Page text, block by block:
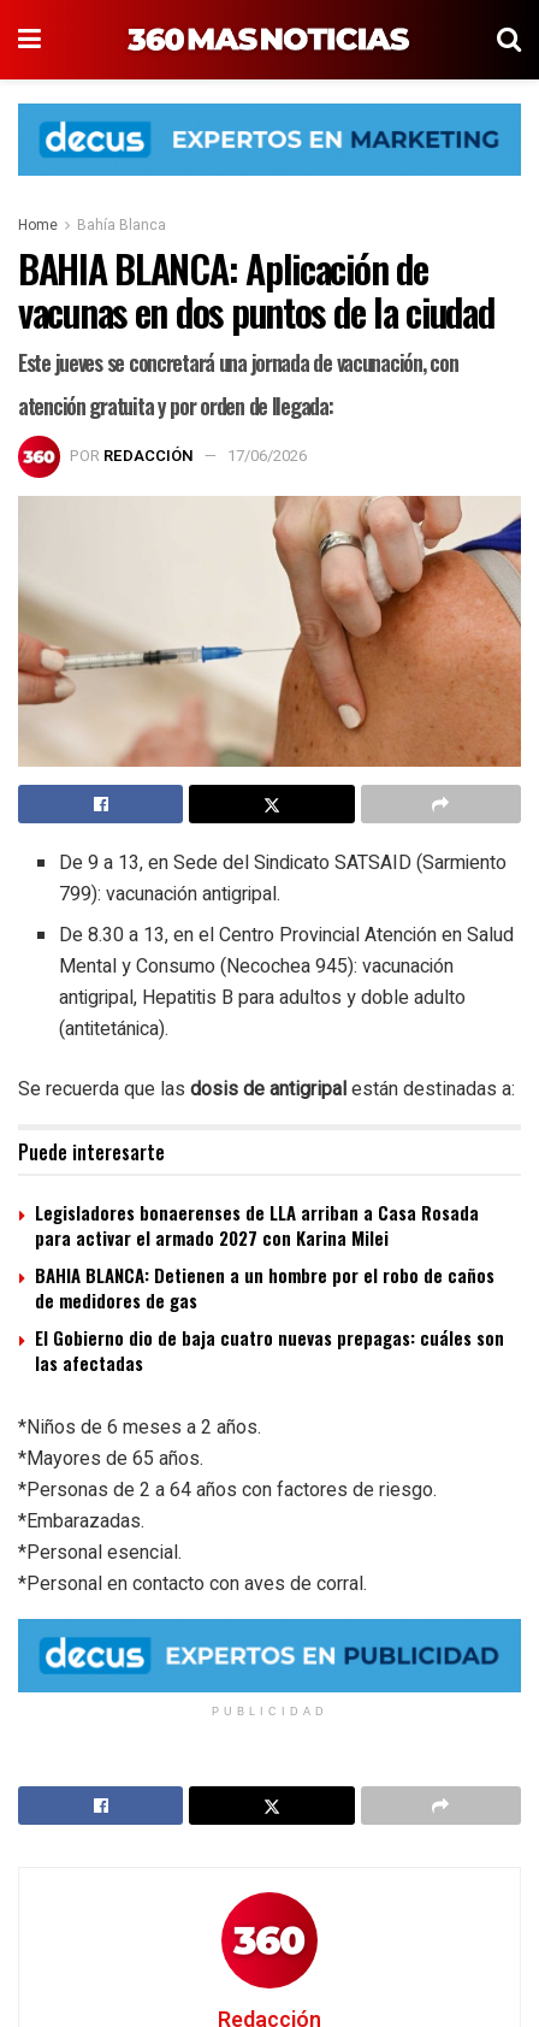
Home Bahía Blanca
BAHIA BLANCA: Aplicación de
vacunas en dos puntos de la ciudad
Este jueves se concretará una jornada de vacunación, con
atención gratuita y por orden de llegada:
POR REDACCIÓN 17/06/2026
De 9 a 13, en Sede del Sindicato SATSAID (Sarmiento
799): vacunación antigripal.
De 8.30 a 13, en el Centro Provincial Atención en Salud
Mental y Consumo (Necochea 945): vacunación
antigripal, Hepatitis B para adultos y doble adulto
(antitetánica).
Se recuerda que las dosis de antigripal están destinadas a:
Puede interesarte
Legisladores bonaerenses de LLA arriban a Casa Rosada
para activar el armado 2027 con Karina Milei
BAHIA BLANCA: Detienen a un hombre por el robo de caños
de medidores de gas
El Gobierno dio de baja cuatro nuevas prepagas: cuáles son
las afectadas
*Niños de 6 meses a 2 años.
*Mayores de 65 años.
*Personas de 2 a 64 años con factores de riesgo.
*Embarazadas.
*Personal esencial.
*Personal en contacto con aves de corral.
PUBLICIDAD
Redacción